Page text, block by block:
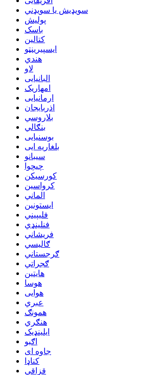
سویډیش یا سویډني
پولیش
باسک
کتالین
ایسپیرینټو
هندي
لاو
البانیایی
امهاریک
ارمانیایی
اذربایجان
بلاروسي
بنګالي
بوسنیایی
بلغاریه ایی
سیبانو
چیچوا
کورسیکن
کرواسین
الماني
ایستونین
فلیپیني
فنلینډي
فريشاني
ګالیسي
ګرجستاني
ګجراتي
هایتین
هوسا
هوایی
عبري
همونګ
هنګري
ایلینډیک
اګبو
جاوه ای
کناډا
قزاقي